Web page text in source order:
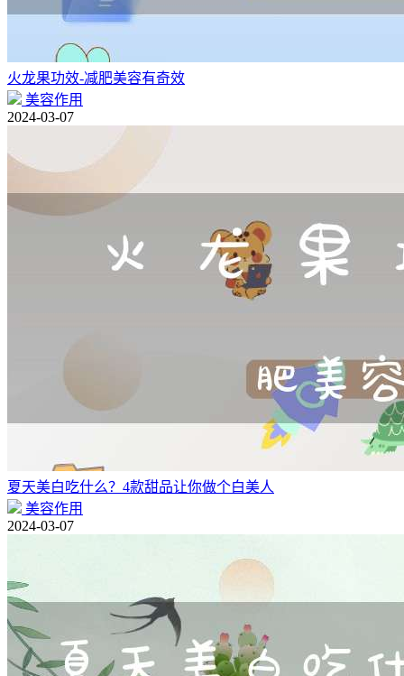
火龙果功效-减肥美容有奇效
美容作用
2024-03-07
夏天美白吃什么？4款甜品让你做个白美人
美容作用
2024-03-07